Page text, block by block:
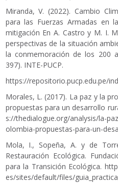
Miranda, V. (2022). Cambio
para las Fuerzas Armadas en
mitigación En A. Castro y M. I.
perspectivas de la situación
la conmemoración de los 200
397). INTE-PUCP.
https://repositorio.pucp.edu.pe/
Morales, L. (2017). La paz y la
propuestas para un desarrollo
s://thedialogue.org/analysis/la-
olombia-propuestas-para-un-
Mola, I., Sopeña, A. y de
Restauración Ecológica.
para la Transición Ecológica.
es/sites/default/files/